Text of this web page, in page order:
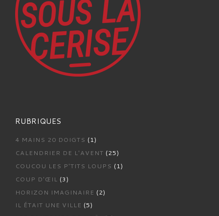
RUBRIQUES
4 MAINS 20 DOIGTS (1)
CALENDRIER DE L'AVENT (25)
COUCOU LES P'TITS LOUPS (1)
COUP D'ŒIL (3)
HORIZON IMAGINAIRE (2)
IL ÉTAIT UNE VILLE (5)